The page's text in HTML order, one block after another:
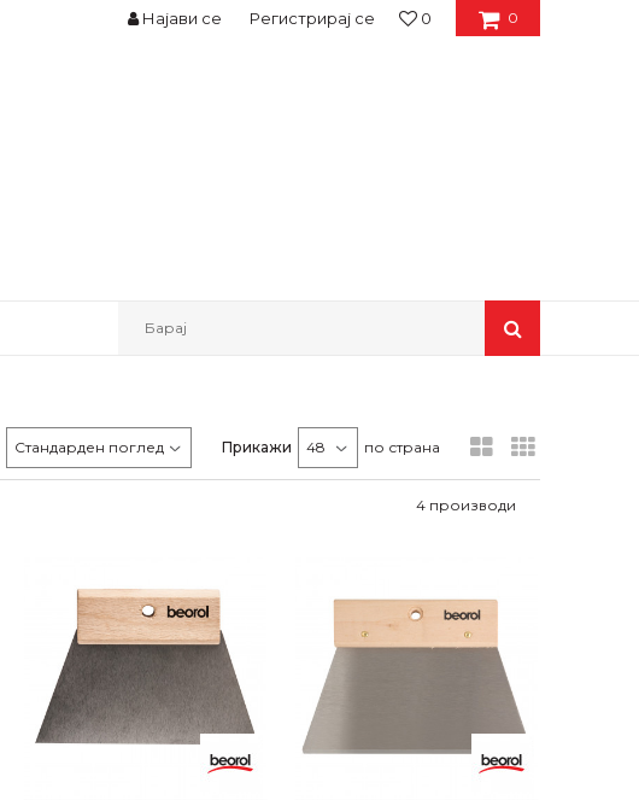
0
0
Најави се Регистрирај се
Барај
Прикажи по страна
4 производи